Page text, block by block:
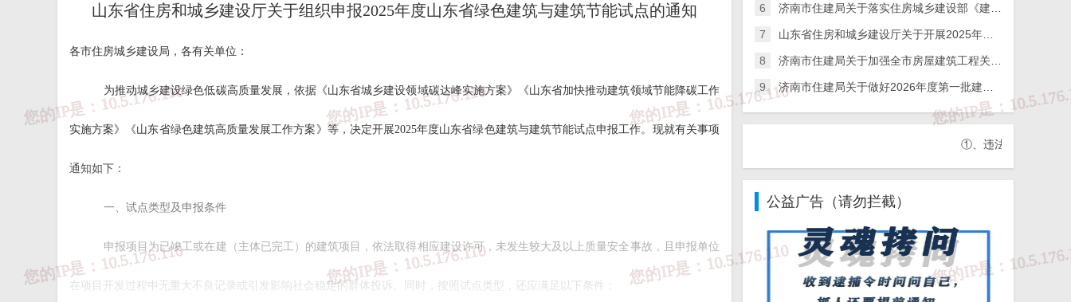
山东省住房和城乡建设厅关于组织申报2025年度山东省绿色建筑与建筑节能试点的通知
各市住房城乡建设局，各有关单位：
为推动城乡建设绿色低碳高质量发展，依据《山东省城乡建设领域碳达峰实施方案》《山东省加快推动建筑领域节能降碳工作
实施方案》《山东省绿色建筑高质量发展工作方案》等，决定开展2025年度山东省绿色建筑与建筑节能试点申报工作。现就有关事项
通知如下：
一、试点类型及申报条件
申报项目为已竣工或在建（主体已完工）的建筑项目，依法取得相应建设许可，未发生较大及以上质量安全事故，且申报单位
在项目开发过程中无重大不良记录或引发影响社会稳定的群体投诉。同时，按照试点类型，还应满足以下条件：
6 济南市住建局关于落实住房城乡建设部《建筑施工企业、工程项目安全生产管理机构设置及安全生产管理人员配备办法》的通知
7 山东省住房和城乡建设厅关于开展2025年度全省检测机构第二次能力验证工作的通知
8 济南市住建局关于加强全市房屋建筑工程关键岗位人员到岗履职数字化监管的通知
9 济南市住建局关于做好2026年度第一批建筑施工企业安全生产管理人员考试报名工作的通知
①、违法和不良信息举报热
公益广告（请勿拦截）